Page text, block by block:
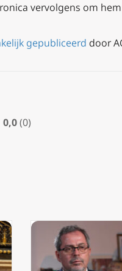
vervolgens om
gepubliceerd door
0,0 (0)